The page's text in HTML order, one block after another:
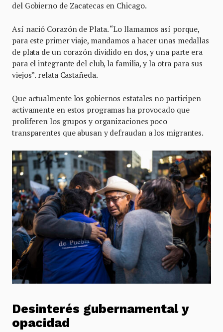
del Gobierno de Zacatecas en Chicago.
Así nació Corazón de Plata. “Lo llamamos así porque,
para este primer viaje, mandamos a hacer unas medallas
de plata de un corazón dividido en dos, y una parte era
para el integrante del club, la familia, y la otra para sus
viejos”. relata Castañeda.
Que actualmente los gobiernos estatales no participen
activamente en estos programas ha provocado que
proliferen los grupos y organizaciones poco
transparentes que abusan y defraudan a los migrantes.
Desinterés gubernamental y
opacidad